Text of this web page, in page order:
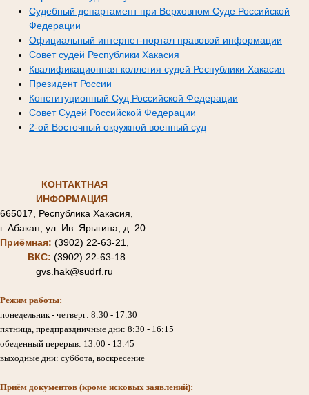
Судебный департамент при Верховном Суде Российской
Федерации
Официальный интернет-портал правовой информации
Совет судей Республики Хакасия
Квалификационная коллегия судей Республики Хакасия
Президент России
Конституционный Суд Российской Федерации
Совет Судей Российской Федерации
2-ой Восточный окружной военный суд
КОНТАКТНАЯ
ИНФОРМАЦИЯ
665017, Республика Хакасия,
г. Абакан, ул. Ив. Ярыгина, д. 20
Приёмная: (3902) 22-63-21,
ВКС: (3902) 22-63-18
gvs.hak@sudrf.ru
Режим работы:
понедельник - четверг: 8:30 - 17:30
пятница, предпраздничные дни: 8:30 - 16:15
обеденный перерыв: 13:00 - 13:45
выходные дни: суббота, воскресение
Приём документов (кроме исковых заявлений):